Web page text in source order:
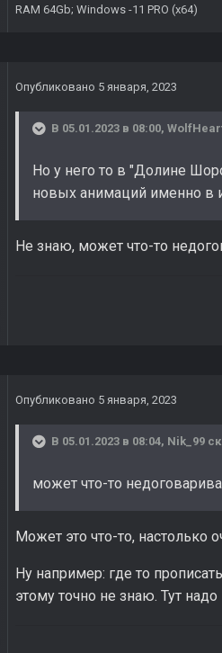
RAM 64Gb; Windows -11 PRO (х64)
Опубликовано 5 января, 2023
В 05.01.2023 в 08:00,
Но у него то в "Долине
новых анимаций именно в
Не знаю, может что-то
Опубликовано 5 января, 2023
В 05.01.2023 в 08:04, Nik_99
может что-то
Может это что-то, настолько
Ну например: где то
этому точно не знаю. Тут